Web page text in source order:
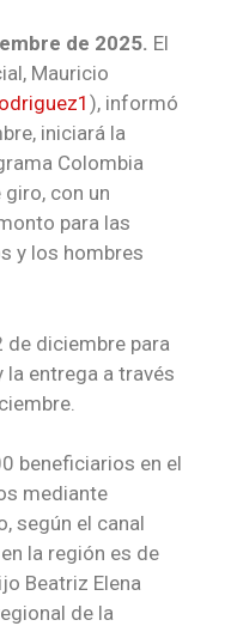
de 2025. El
Mauricio
), informó
iniciará la
Colombia
con un
para las
y los hombres
diciembre para
la entrega a través
beneficiarios en el
mediante
según el canal
la región es de
Beatriz Elena
de la